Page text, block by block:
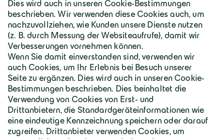
Deutschland | Deutsch
Geiger Gruppe